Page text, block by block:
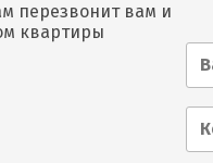
перезвонит вам и
квартиры